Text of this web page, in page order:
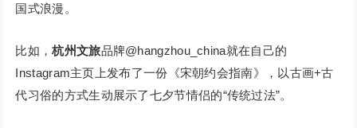
国式浪漫。
比如，杭州文旅品牌@hangzhou_china就在自己的
Instagram主页上发布了一份《宋朝约会指南》，以古画+古
代习俗的方式生动展示了七夕节情侣的“传统过法”。